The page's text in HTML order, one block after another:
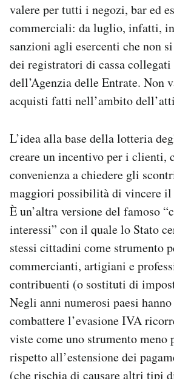
valere per tutti i negozi, bar ed
commerciali: da luglio, infatti,
sanzioni agli esercenti che non
dei registratori di cassa collegati
dell’Agenzia delle Entrate. Non
acquisti fatti nell’ambito
L’idea alla base della lotteria
creare un incentivo per i clienti,
convenienza a chiedere gli
maggiori possibilità di vincere il
È un’altra versione del famoso
interessi” con il quale lo Stato
stessi cittadini come strumento
commercianti, artigiani e
contribuenti (o sostituti di
Negli anni numerosi paesi
combattere l’evasione IVA
viste come uno strumento meno
rispetto all’estensione dei
(che rischia di causare altri tipi